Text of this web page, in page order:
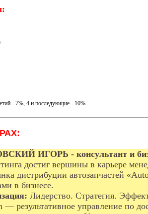
- 7%, 4 и последующие - 10%
ИГОРЬ - консультант и
достиг вершины в карьере
дистрибуции автозапчастей
в бизнесе.
Лидерство. Стратегия.
— результативное управление по